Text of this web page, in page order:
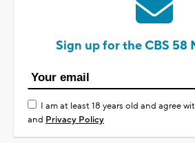
Sign up for the CBS 58
I am at least 18 years old and agree
and Privacy Policy